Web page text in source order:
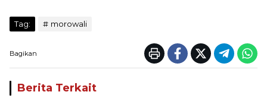
Tag: morowali
Bagikan
Berita Terkait